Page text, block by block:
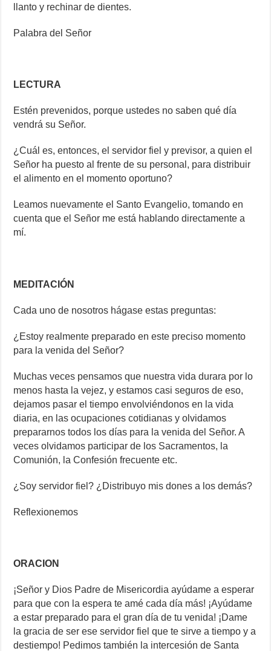
llanto y rechinar de dientes.
Palabra del Señor
LECTURA
Estén prevenidos, porque ustedes no saben qué día
vendrá su Señor.
¿Cuál es, entonces, el servidor fiel y previsor, a quien el
Señor ha puesto al frente de su personal, para distribuir
el alimento en el momento oportuno?
Leamos nuevamente el Santo Evangelio, tomando en
cuenta que el Señor me está hablando directamente a
mí.
MEDITACIÓN
Cada uno de nosotros hágase estas preguntas:
¿Estoy realmente preparado en este preciso momento
para la venida del Señor?
Muchas veces pensamos que nuestra vida durara por lo
menos hasta la vejez, y estamos casi seguros de eso,
dejamos pasar el tiempo envolviéndonos en la vida
diaria, en las ocupaciones cotidianas y olvidamos
prepararnos todos los días para la venida del Señor. A
veces olvidamos participar de los Sacramentos, la
Comunión, la Confesión frecuente etc.
¿Soy servidor fiel? ¿Distribuyo mis dones a los demás?
Reflexionemos
ORACION
¡Señor y Dios Padre de Misericordia ayúdame a esperar
para que con la espera te amé cada día más! ¡Ayúdame
a estar preparado para el gran día de tu venida! ¡Dame
la gracia de ser ese servidor fiel que te sirve a tiempo y a
destiempo! Pedimos también la intercesión de Santa